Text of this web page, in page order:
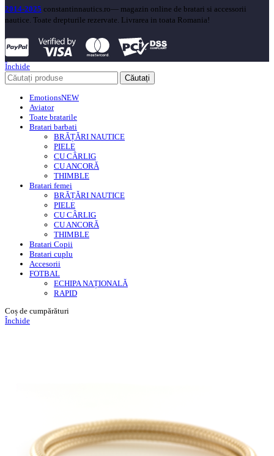
2014-2025 constantinnautics.ro— magazin online de bratari si accessorii
nautice. Toate drepturile rezervate. Livrarea in toata Romania!
Închide
Căutați
EmotionsNEW
Aviator
Toate bratarile
Bratari barbati
BRĂȚĂRI NAUTICE
PIELE
CU CÂRLIG
CU ANCORĂ
THIMBLE
Bratari femei
BRĂȚĂRI NAUTICE
PIELE
CU CÂRLIG
CU ANCORĂ
THIMBLE
Bratari Copii
Bratari cuplu
Accesorii
FOTBAL
ECHIPA NAȚIONALĂ
RAPID
Coș de cumpărături
Închide